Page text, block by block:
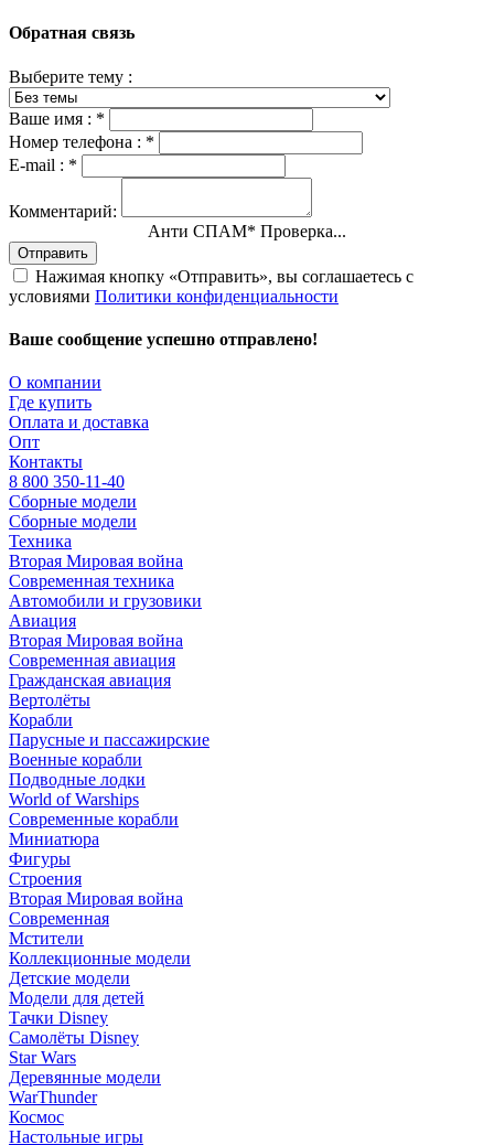
Обратная связь
Выберите тему :
Ваше имя : *
Номер телефона : *
E-mail : *
Комментарий:
Анти СПАМ* Проверка...
Отправить
Нажимая кнопку «Отправить», вы соглашаетесь с
условиями Политики конфиденциальности
Ваше сообщение успешно отправлено!
О компании
Где купить
Оплата и доставка
Опт
Контакты
8 800 350-11-40
Сборные модели
Сборные модели
Техника
Вторая Мировая война
Современная техника
Автомобили и грузовики
Авиация
Вторая Мировая война
Современная авиация
Гражданская авиация
Вертолёты
Корабли
Парусные и пассажирские
Военные корабли
Подводные лодки
World of Warships
Современные корабли
Миниатюра
Фигуры
Строения
Вторая Мировая война
Современная
Мстители
Коллекционные модели
Детские модели
Модели для детей
Тачки Disney
Самолёты Disney
Star Wars
Деревянные модели
WarThunder
Космос
Настольные игры